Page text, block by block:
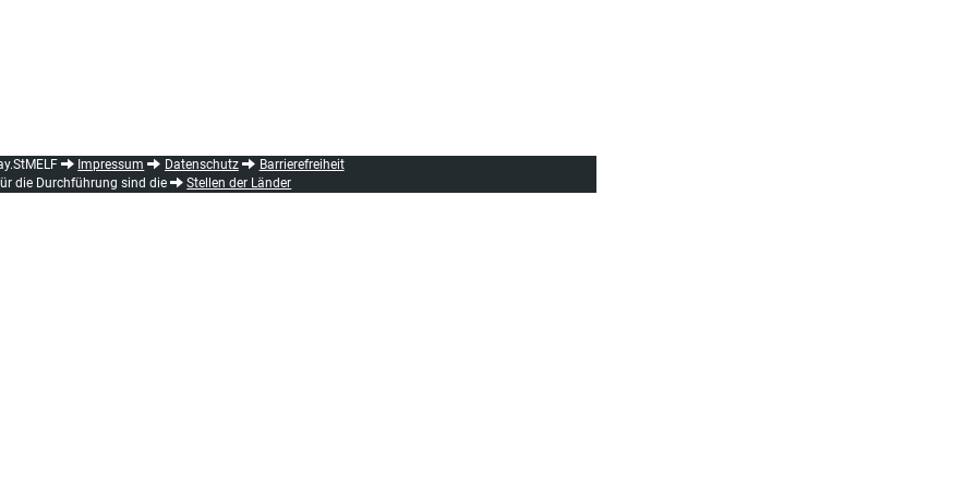
Impressum Datenschutz
Barrierefreiheit
die Durchführung sind die
Stellen der Länder